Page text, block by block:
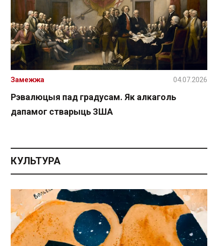
Рэвалюцыя пад градусам. Як алкаголь
дапамог стварыць ЗША
Замежжа 04.07.2026
КУЛЬТУРА